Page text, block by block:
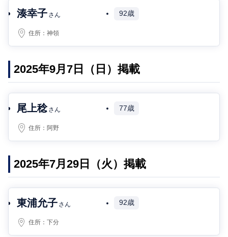
湊幸子 さん 92歳
住所：神領
2025年9月7日（日）掲載
尾上稔 さん 77歳
住所：阿野
2025年7月29日（火）掲載
東浦允子 さん 92歳
住所：下分